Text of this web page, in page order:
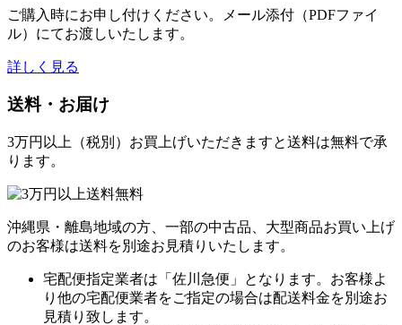
ご購入時にお申し付けください。メール添付（PDFファイ
ル）にてお渡しいたします。
詳しく見る
送料・お届け
3万円以上（税別）お買上げいただきますと送料は無料で承
ります。
沖縄県・離島地域の方、一部の中古品、大型商品お買い上げ
のお客様は送料を別途お見積りいたします。
宅配便指定業者は「佐川急便」となります。お客様よ
り他の宅配便業者をご指定の場合は配送料金を別途お
見積り致します。